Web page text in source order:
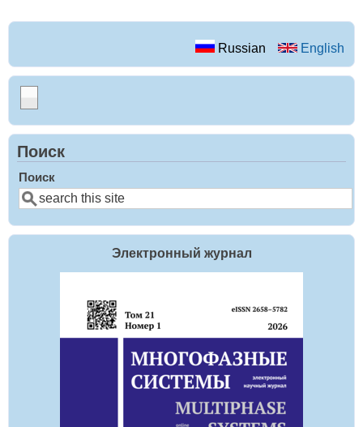
Russian English
Поиск
Поиск
Электронный журнал